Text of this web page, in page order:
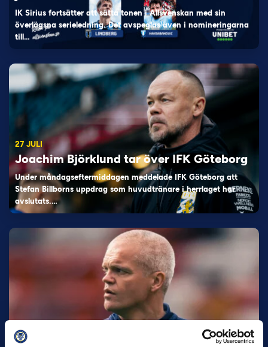
IK Sirius fortsätter att sätta tonen i Allsvenskan med sin
överlägsna serieledning. Det avspeglas även i nomineringarna
till…
27 JULI
Joachim Björklund tar över IFK Göteborg
Under måndagseftermiddagen meddelade IFK Göteborg att
Stefan Billborns uppdrag som huvudtränare i herrlaget har
avslutats.…
30 JUNI